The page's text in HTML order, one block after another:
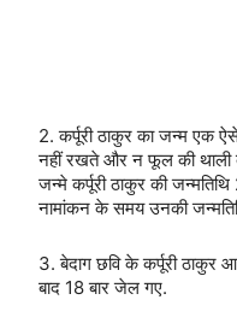
2. कर्पूरी ठाकुर का जन्म एक
नहीं रखते और न फूल की थाली
जन्मे कर्पूरी ठाकुर की
नामांकन के समय उनकी
3. बेदाग छवि के कर्पूरी
बाद 18 बार जेल गए.